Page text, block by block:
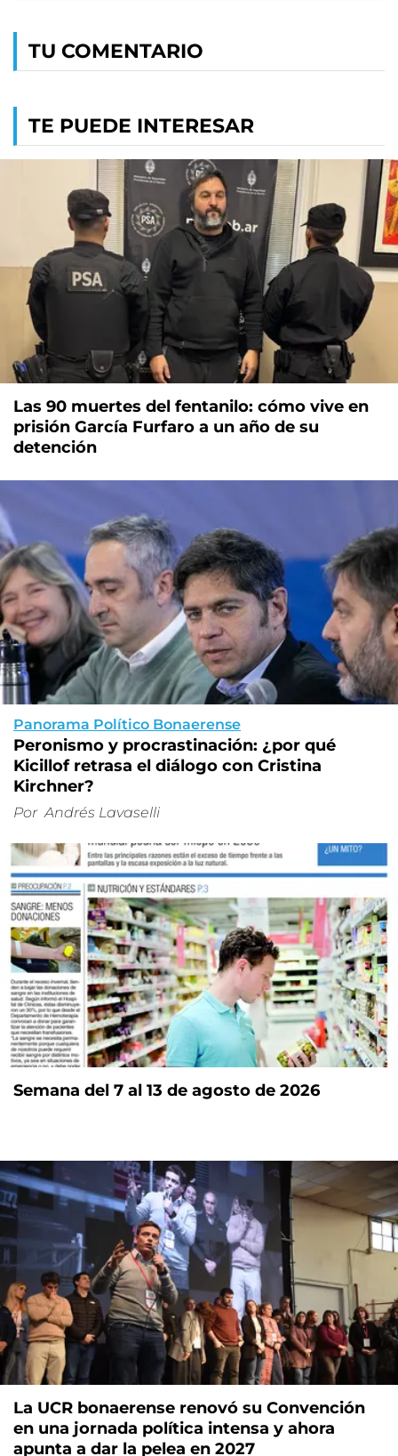
TU COMENTARIO
TE PUEDE INTERESAR
Las 90 muertes del fentanilo: cómo vive en
prisión García Furfaro a un año de su
detención
Panorama Político Bonaerense
Peronismo y procrastinación: ¿por qué
Kicillof retrasa el diálogo con Cristina
Kirchner?
Por Andrés Lavaselli
Semana del 7 al 13 de agosto de 2026
La UCR bonaerense renovó su Convención
en una jornada política intensa y ahora
apunta a dar la pelea en 2027